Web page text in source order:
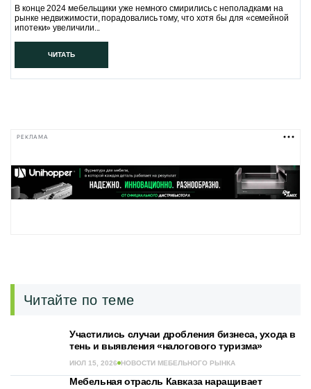
В конце 2024 мебельщики уже немного смирились с неполадками на
рынке недвижимости, порадовались тому, что хотя бы для «семейной
ипотеки» увеличили...
ЧИТАТЬ
РЕКЛАМА
Читайте по теме
Участились случаи дробления бизнеса, ухода в
тень и выявления «налогового туризма»
ИЮЛ 15, 2026 НОВОСТИ МЕБЕЛЬНОГО РЫНКА
Мебельная отрасль Кавказа наращивает